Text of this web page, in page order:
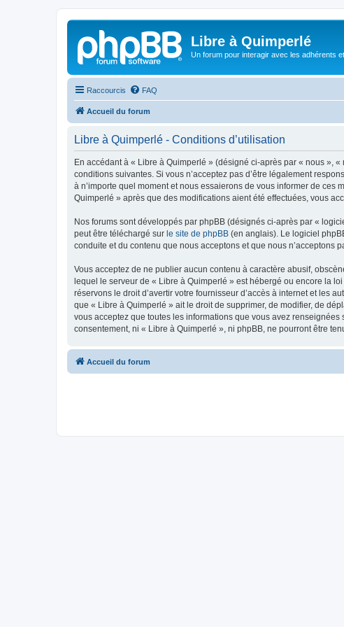
Libre à Quimperlé
Un forum pour interagir avec les adhérents
Raccourcis FAQ
Accueil du forum
Libre à Quimperlé - Conditions d’utilisation
En accédant à « Libre à Quimperlé » (désigné ci-après par « nous »,
conditions suivantes. Si vous n’acceptez pas d’être légalement
à n’importe quel moment et nous essaierons de vous informer de
Quimperlé » après que des modifications aient été effectuées, vous
Nos forums sont développés par phpBB (désignés ci-après par «
peut être téléchargé sur le site de phpBB (en anglais). Le logiciel
conduite et du contenu que nous acceptons et que nous n’acceptons
Vous acceptez de ne publier aucun contenu à caractère abusif,
lequel le serveur de « Libre à Quimperlé » est hébergé ou encore la
réservons le droit d’avertir votre fournisseur d’accès à internet et les
que « Libre à Quimperlé » ait le droit de supprimer, de modifier, de
vous acceptez que toutes les informations que vous avez
consentement, ni « Libre à Quimperlé », ni phpBB, ne pourront être
Accueil du forum